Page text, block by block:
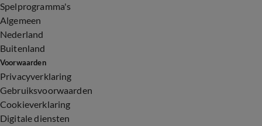
Spelprogramma's
Algemeen
Nederland
Buitenland
Voorwaarden
Privacyverklaring
Gebruiksvoorwaarden
Cookieverklaring
Digitale diensten